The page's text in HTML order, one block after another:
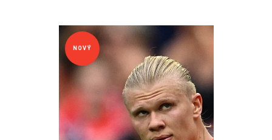
NOVÝ